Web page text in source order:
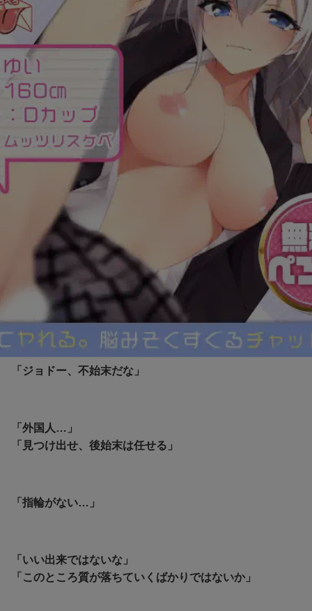
ルパン三世 カリオストロの城
「ジョドー、不始末だな」
「外国人…」
「見つけ出せ、後始末は任せる」
「指輪がない…」
「いい出来ではないな」
「このところ質が落ちていくばかりではないか」